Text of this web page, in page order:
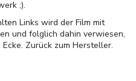
;).
Links wird der Film mit
und folglich dahin verwiesen,
Zurück zum Hersteller.